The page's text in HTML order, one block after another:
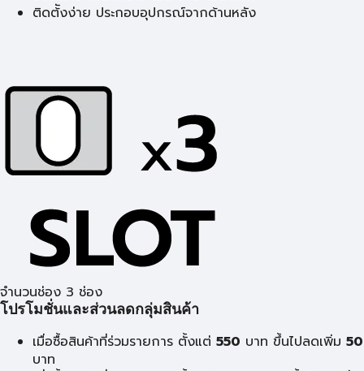
ติดต้ังง่าย ประกอบอุปกรณ์จากด้านหลัง
จำนวนช่อง 3 ช่อง
โปรโมชั่นและส่วนลดกลุ่มสินค้า
เมื่อซื้อสินค้าที่ร่วมรายการ ตั้งแต่ 550 บาท ขึ้นไปลดเพิ่ม 50
บาท